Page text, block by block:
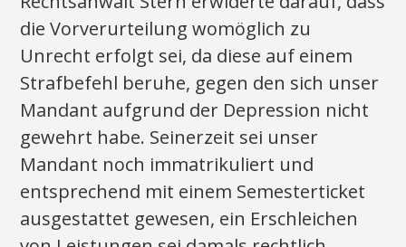
die Vorverurteilung womöglich zu
Unrecht erfolgt sei, da diese auf einem
Strafbefehl beruhe, gegen den sich unser
Mandant aufgrund der Depression nicht
gewehrt habe. Seinerzeit sei unser
Mandant noch immatrikuliert und
entsprechend mit einem Semesterticket
ausgestattet gewesen, ein Erschleichen